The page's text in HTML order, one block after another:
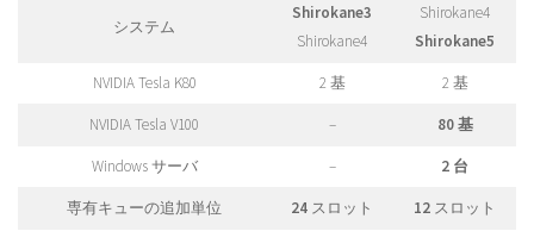
システム
Shirokane3
Shirokane4
Shirokane4
Shirokane5
NVIDIA Tesla K80 2 基 2 基
NVIDIA Tesla V100 – 80 基
Windows サーバ – 2 台
専有キューの追加単位 24 スロット 12 スロット